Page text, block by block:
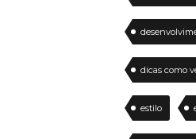
dicas como
estilo